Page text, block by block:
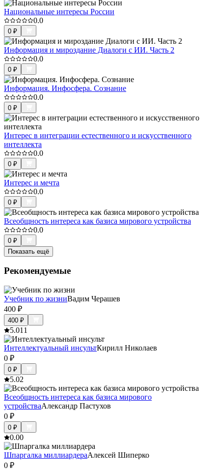
Национальные интересы России
0.0
0 ₽
Информация и мироздание Диалоги с ИИ. Часть 2
0.0
0 ₽
Информация. Инфосфера. Сознание
0.0
0 ₽
Интерес в интеграции естественного и искусственного
интеллекта
0.0
0 ₽
Интерес и мечта
0.0
0 ₽
Всеобщность интереса как базиса мирового устройства
0.0
0 ₽
Показать ещё
Рекомендуемые
Учебник по жизниВадим Черашев
400 ₽
400 ₽
5.011
Интеллектуальный инсультКирилл Николаев
0 ₽
0 ₽
5.02
Всеобщность интереса как базиса мирового
устройстваАлександр Пастухов
0 ₽
0 ₽
0.00
Шпаргалка миллиардераАлексей Шиперко
0 ₽